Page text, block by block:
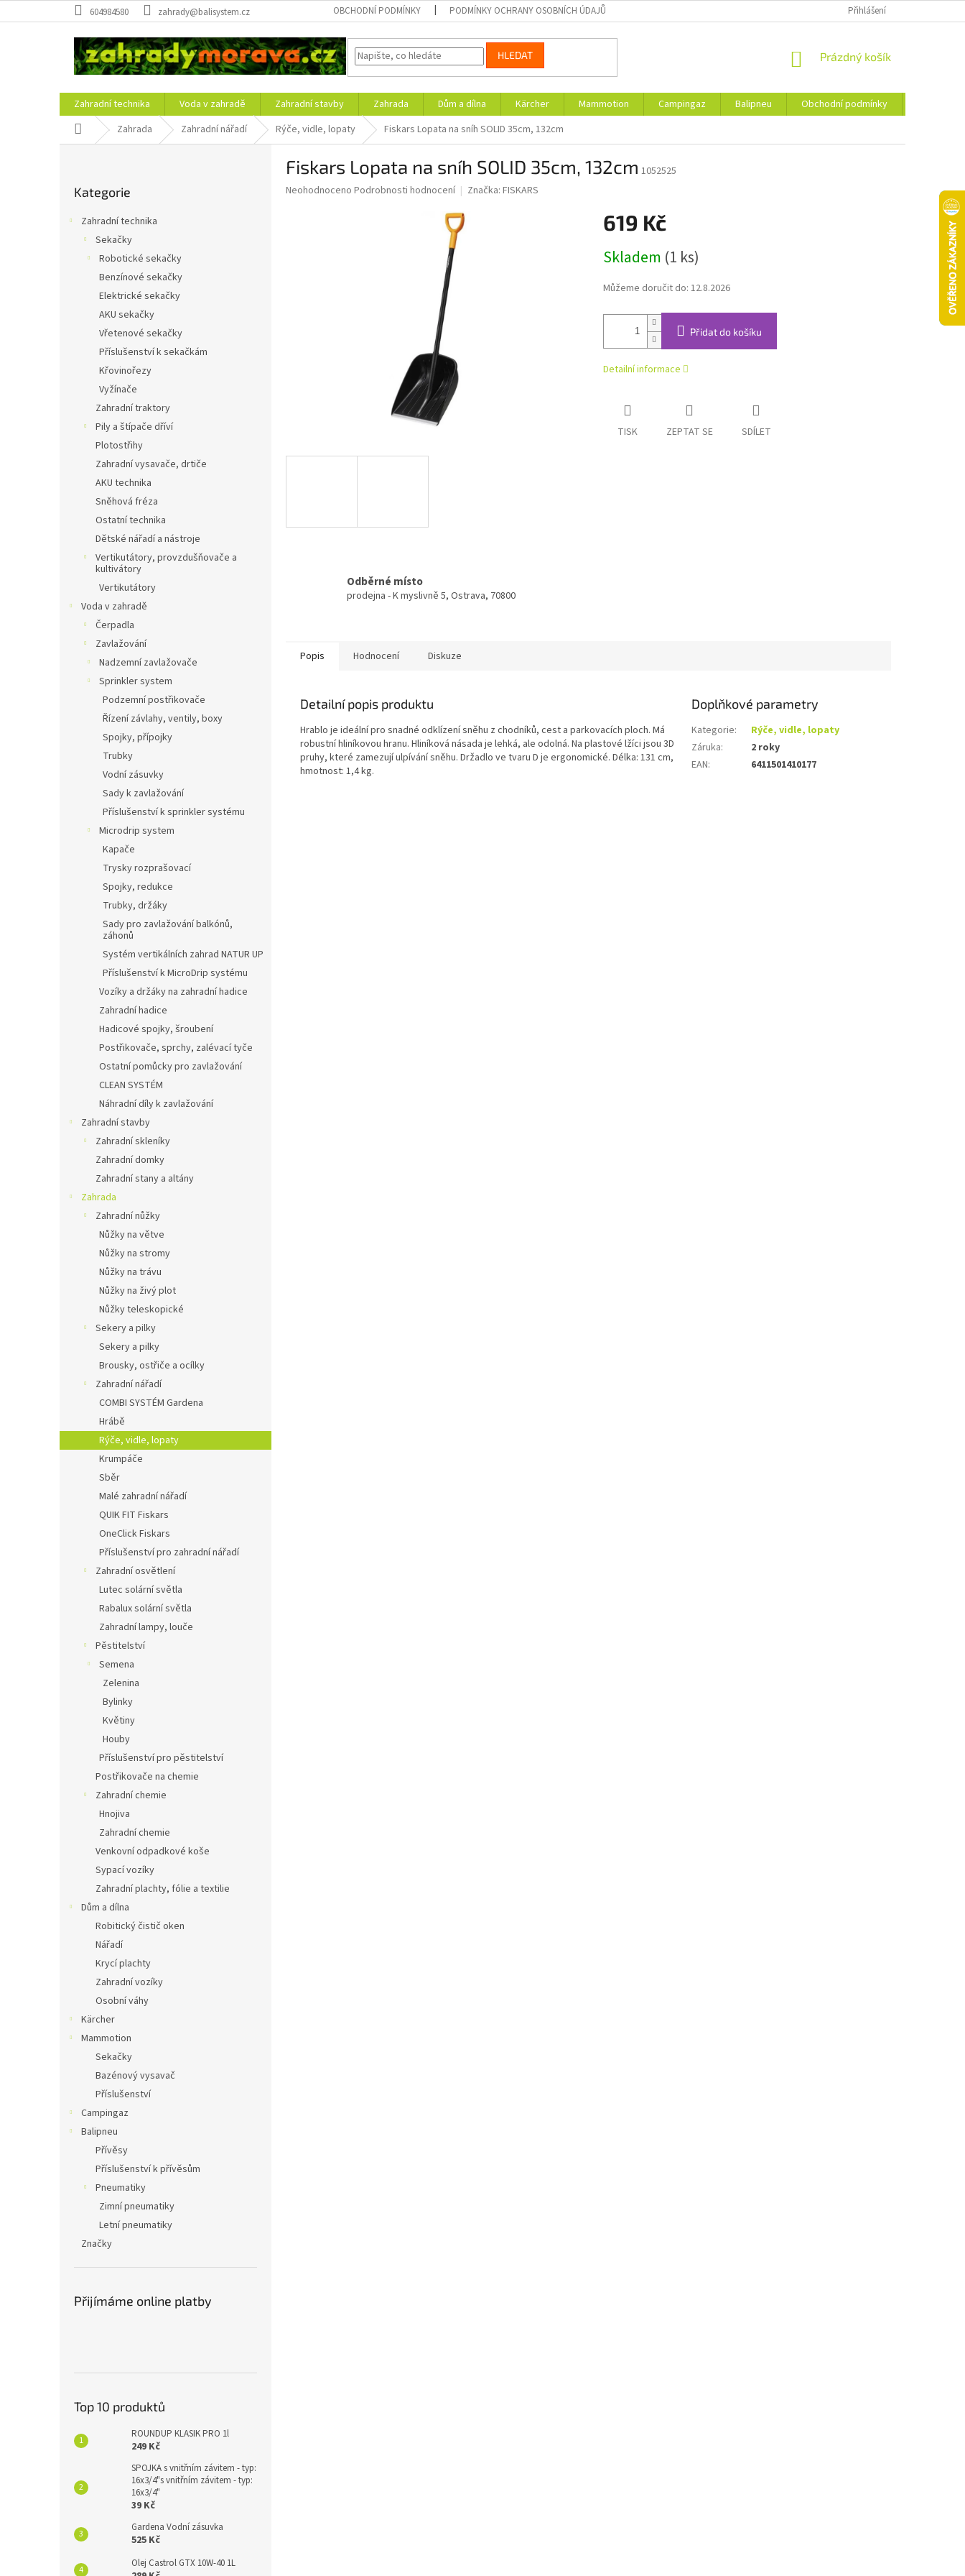
na
604984580 zahrady@balisystem.cz OBCHODNÍ PODMÍNKY PODMÍNKY OCHRANY OSOBNÍCH ÚDAJŮ Přihlášení
HLEDAT
NÁKUPNÍ
Prázdný košík
Zahradní technika Voda v zahradě Zahradní stavby Zahrada Dům a dílna Kärcher Mammotion Campingaz Balipneu Obchodní podmínky
Domů Zahrada Zahradní nářadí Rýče, vidle, lopaty Fiskars Lopata na sníh SOLID 35cm, 132cm
kategorie
Kategorie
Zahradní technika
Sekačky
Robotické sekačky
Benzínové sekačky
Elektrické sekačky
AKU sekačky
Vřetenové sekačky
Příslušenství k sekačkám
Křovinořezy
Vyžínače
Zahradní traktory
Pily a štípače dříví
Plotostřihy
Zahradní vysavače, drtiče
AKU technika
Sněhová fréza
Ostatní technika
Dětské nářadí a nástroje
Vertikutátory, provzdušňovače a
kultivátory
Vertikutátory
Voda v zahradě
Čerpadla
Zavlažování
Nadzemní zavlažovače
Sprinkler system
Podzemní postřikovače
Řízení závlahy, ventily, boxy
Spojky, přípojky
Trubky
Vodní zásuvky
Sady k zavlažování
Příslušenství k sprinkler systému
Microdrip system
Kapače
Trysky rozprašovací
Spojky, redukce
Trubky, držáky
Sady pro zavlažování balkónů,
záhonů
Systém vertikálních zahrad NATUR UP
Příslušenství k MicroDrip systému
Vozíky a držáky na zahradní hadice
Zahradní hadice
Hadicové spojky, šroubení
Postřikovače, sprchy, zalévací tyče
Ostatní pomůcky pro zavlažování
CLEAN SYSTÉM
Náhradní díly k zavlažování
Zahradní stavby
Zahradní skleníky
Zahradní domky
Zahradní stany a altány
Zahrada
Zahradní nůžky
Nůžky na větve
Nůžky na stromy
Nůžky na trávu
Nůžky na živý plot
Nůžky teleskopické
Sekery a pilky
Sekery a pilky
Brousky, ostřiče a ocílky
Zahradní nářadí
COMBI SYSTÉM Gardena
Hrábě
Rýče, vidle, lopaty
Krumpáče
Sběr
Malé zahradní nářadí
QUIK FIT Fiskars
OneClick Fiskars
Příslušenství pro zahradní nářadí
Zahradní osvětlení
Lutec solární světla
Rabalux solární světla
Zahradní lampy, louče
Pěstitelství
Semena
Zelenina
Bylinky
Květiny
Houby
Příslušenství pro pěstitelství
Postřikovače na chemie
Zahradní chemie
Hnojiva
Zahradní chemie
Venkovní odpadkové koše
Sypací vozíky
Zahradní plachty, fólie a textilie
Dům a dílna
Robitický čistič oken
Nářadí
Krycí plachty
Zahradní vozíky
Osobní váhy
Kärcher
Mammotion
Sekačky
Bazénový vysavač
Příslušenství
Campingaz
Balipneu
Přívěsy
Příslušenství k přívěsům
Pneumatiky
Zimní pneumatiky
Letní pneumatiky
Značky
Přijímáme online platby
Top 10 produktů
ROUNDUP KLASIK PRO 1l
249 Kč
SPOJKA s vnitřním závitem - typ:
16x3/4"s vnitřním závitem - typ:
16x3/4"
39 Kč
Gardena Vodní zásuvka
525 Kč
Olej Castrol GTX 10W-40 1L
Fiskars Lopata na sníh SOLID 35cm, 132cm 1052525
Průměrné
Neohodnoceno Podrobnosti hodnocení Značka: FISKARS
619 Kč
cena:
Skladem (1 ks)
Můžeme doručit do: 12.8.2026
Přidat do košíku
Detailní informace
TISK ZEPTAT SE SDÍLET
Odběrné místo
prodejna - K myslivně 5, Ostrava, 70800
Popis Hodnocení Diskuze
Detailní popis produktu
Hrablo je ideální pro snadné odklízení sněhu z chodníků, cest a parkovacích ploch. Má
robustní hliníkovou hranu. Hliníková násada je lehká, ale odolná. Na plastové lžíci jsou 3D
pruhy, které zamezují ulpívání sněhu. Držadlo ve tvaru D je ergonomické. Délka: 131 cm,
hmotnost: 1,4 kg.
Doplňkové parametry
Kategorie:
Rýče, vidle, lopaty
Záruka:
2 roky
EAN: 6411501410177